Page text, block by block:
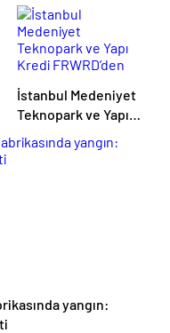
İstanbul Medeniyet
Teknopark ve Yapı
Kredi FRWRD’den
açık inovasyon
yangın: